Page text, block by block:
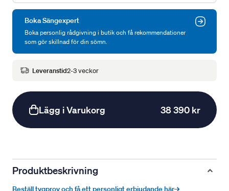
Boka Sängexpert
Boka personlig rådgivning i butik och få rekommendationer
som gör skillnad för din sömn.
Leveranstid2-3 veckor
Lägg i Varukorg 38 390 kr
Produktbeskrivning
Beställ tygprov och få ett personligt erbjudande här→